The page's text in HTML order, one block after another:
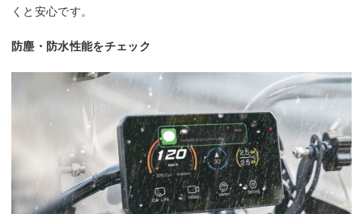
くと安心です。
防塵・防水性能をチェック